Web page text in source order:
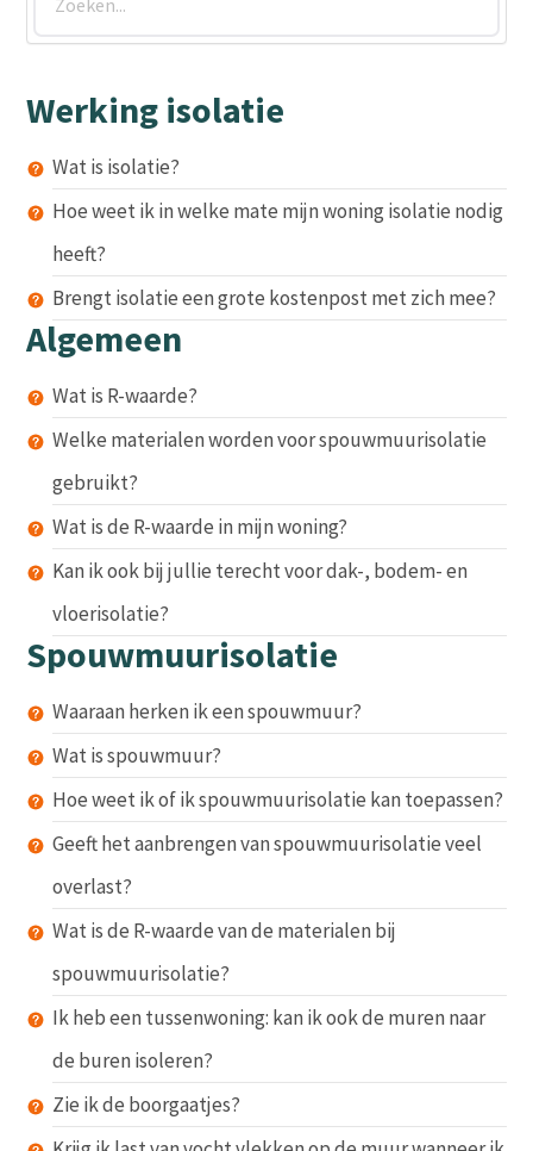
Werking isolatie
Wat is isolatie?
Hoe weet ik in welke mate mijn woning isolatie nodig
heeft?
Brengt isolatie een grote kostenpost met zich mee?
Algemeen
Wat is R-waarde?
Welke materialen worden voor spouwmuurisolatie
gebruikt?
Wat is de R-waarde in mijn woning?
Kan ik ook bij jullie terecht voor dak-, bodem- en
vloerisolatie?
Spouwmuurisolatie
Waaraan herken ik een spouwmuur?
Wat is spouwmuur?
Hoe weet ik of ik spouwmuurisolatie kan toepassen?
Geeft het aanbrengen van spouwmuurisolatie veel
overlast?
Wat is de R-waarde van de materialen bij
spouwmuurisolatie?
Ik heb een tussenwoning: kan ik ook de muren naar
de buren isoleren?
Zie ik de boorgaatjes?